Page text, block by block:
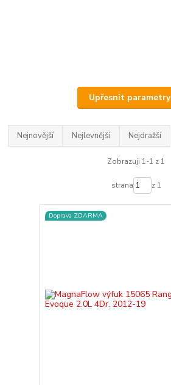
Upřesnit parametry
Nejnovější Nejlevnější Nejdražší
Zobrazuji 1-1 z 1
strana z 1
Doprava ZDARMA